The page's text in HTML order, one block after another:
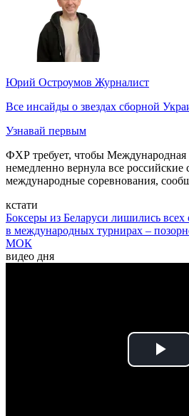
Юрий Остроумов Журналист
Все инсайды о звездах сборной
Узнавай первым
ФХР требует, чтобы Международная
немедленно вернула все российские
международные соревнования,
кстати
Боксеры из Беларуси лишились всех
в международных турнирах –
МОК
видео дня